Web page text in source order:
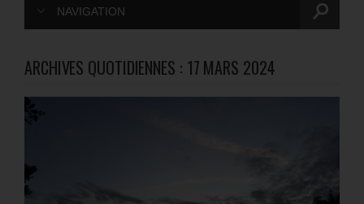
NAVIGATION
ARCHIVES QUOTIDIENNES : 17 MARS 2024